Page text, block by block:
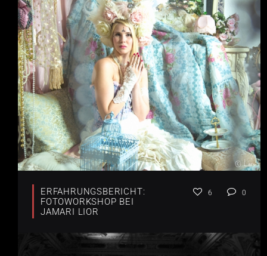
ERFAHRUNGSBERICHT:
FOTOWORKSHOP BEI
JAMARI LIOR
6 0